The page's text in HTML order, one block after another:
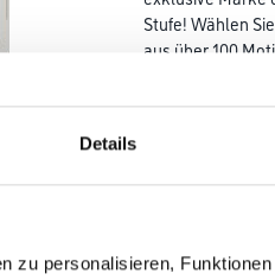
Details
zu personalisieren,
Stufe! Wählen
aus über 100
umsetzen! M-
Sie so Ihre